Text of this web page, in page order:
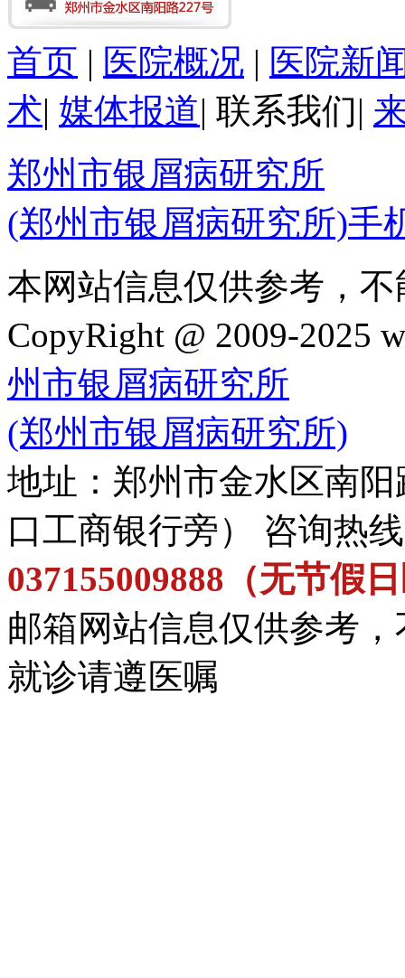
首页 | 医院概况 | 医院新
术| 媒体报道| 联系我们|
郑州市银屑病研究所
(郑州市银屑病研究所)手
本网站信息仅供参考，
CopyRight @ 2009-2025
州市银屑病研究所
(郑州市银屑病研究所)
地址：郑州市金水区南
口工商银行旁） 咨询热
037155009888（无节假
邮箱网站信息仅供参考
就诊请遵医嘱